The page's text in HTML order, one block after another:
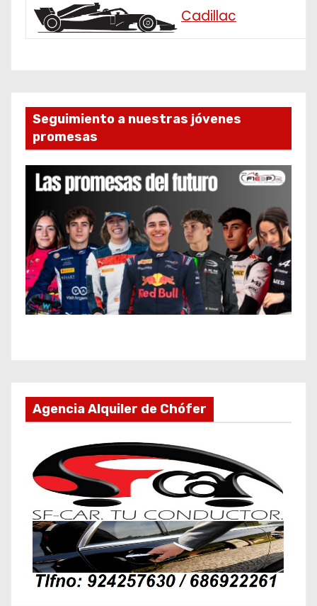
Cadillac
Seguimiento a nuestras jóvenes
promesas
Agencia Alquiler de Chófer